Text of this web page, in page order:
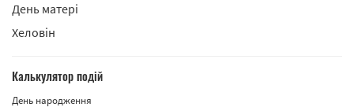
День матері
Хеловін
Калькулятор подій
День народження